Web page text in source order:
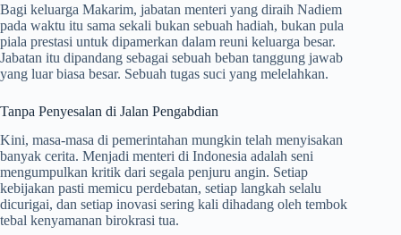
Bagi keluarga Makarim, jabatan menteri yang diraih Nadiem
pada waktu itu sama sekali bukan sebuah hadiah, bukan pula
piala prestasi untuk dipamerkan dalam reuni keluarga besar.
Jabatan itu dipandang sebagai sebuah beban tanggung jawab
yang luar biasa besar. Sebuah tugas suci yang melelahkan.
Tanpa Penyesalan di Jalan Pengabdian
Kini, masa-masa di pemerintahan mungkin telah menyisakan
banyak cerita. Menjadi menteri di Indonesia adalah seni
mengumpulkan kritik dari segala penjuru angin. Setiap
kebijakan pasti memicu perdebatan, setiap langkah selalu
dicurigai, dan setiap inovasi sering kali dihadang oleh tembok
tebal kenyamanan birokrasi tua.